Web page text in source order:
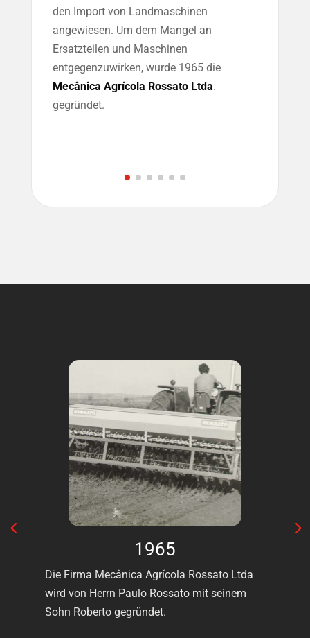
den Import von Landmaschinen
angewiesen. Um dem Mangel an
Ersatzteilen und Maschinen
entgegenzuwirken, wurde 1965 die
Mecânica Agrícola Rossato Ltda.
gegründet.
1965
Die Firma Mecânica Agrícola Rossato Ltda
wird von Herrn Paulo Rossato mit seinem
Sohn Roberto gegründet.